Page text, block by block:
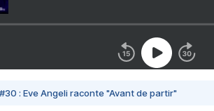
#30 : Eve Angeli raconte "Avant de partir"